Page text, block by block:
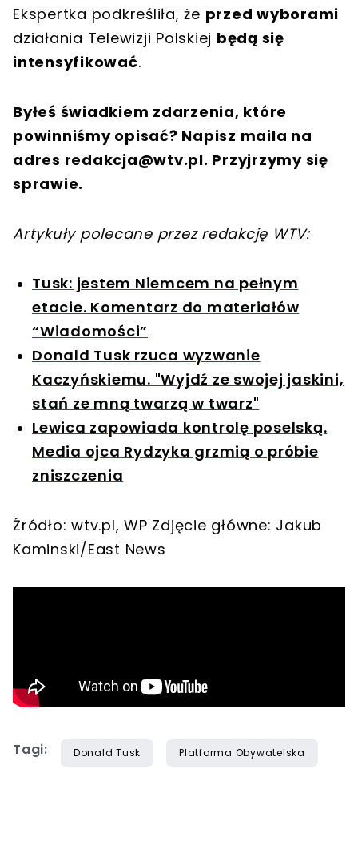
Ekspertka podkreśliła, że przed wyborami
działania Telewizji Polskiej będą się
intensyfikować.
Byłeś świadkiem zdarzenia, które
powinniśmy opisać? Napisz maila na
adres redakcja@wtv.pl. Przyjrzymy się
sprawie.
Artykuły polecane przez redakcję WTV:
Tusk: jestem Niemcem na pełnym
etacie. Komentarz do materiałów
“Wiadomości”
Donald Tusk rzuca wyzwanie
Kaczyńskiemu. "Wyjdź ze swojej jaskini,
stań ze mną twarzą w twarz"
Lewica zapowiada kontrolę poselską.
Media ojca Rydzyka grzmią o próbie
zniszczenia
Źródło: wtv.pl, WP Zdjęcie główne: Jakub
Kaminski/East News
Tagi: Donald Tusk Platforma Obywatelska